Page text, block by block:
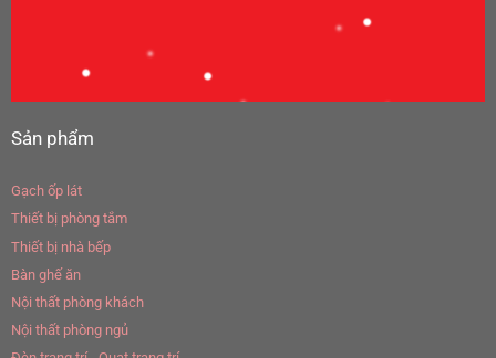
Sản phẩm
Gạch ốp lát
Thiết bị phòng tắm
Thiết bị nhà bếp
Bàn ghế ăn
Nội thất phòng khách
Nội thất phòng ngủ